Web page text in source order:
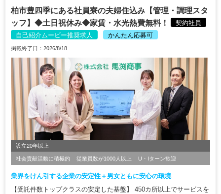
柏市豊四季にある社員寮の夫婦住込み【管理・調理スタ
ッフ】◆土日祝休み◆家賃・水光熱費無料！
契約社員
自己紹介ムービー推奨求人
かんたん応募可
掲載終了日：2026/8/18
設立20年以上
社会貢献活動に積極的 従業員数が1000人以上 U・Iターン歓迎
業界をけん引する企業の安定性＋男女ともに安心の環境
【受託件数トップクラスの安定した基盤】 450カ所以上でサービスを